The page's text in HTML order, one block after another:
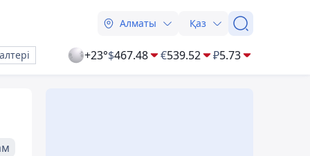
Алматы Қаз
+23°$467.48 €539.52 ₽5.73